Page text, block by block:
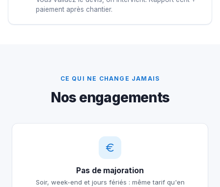
paiement après chantier.
CE QUI NE CHANGE JAMAIS
Nos engagements
Pas de majoration
Soir, week-end et jours fériés : même tarif qu'en